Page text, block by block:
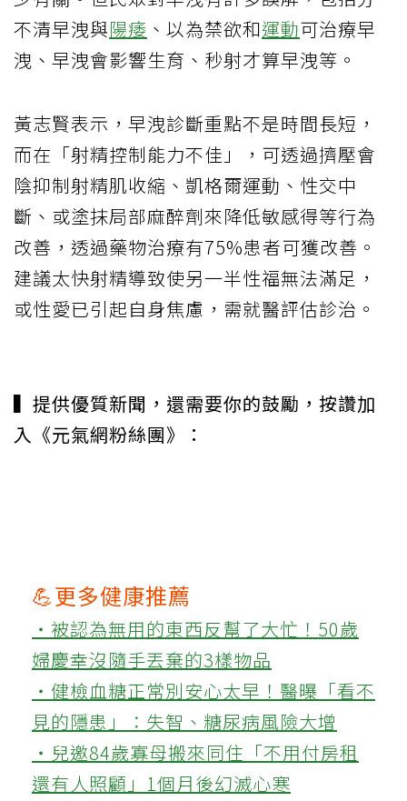
不清早洩與陽痿 、以為禁欲和運動可治療早
洩、早洩會影響生育、秒射才算早洩等。
黃志賢表示，早洩診斷重點不是時間長短，
而在「射精控制能力不佳」，可透過擠壓會
陰抑制射精肌收縮、凱格爾運動、性交中
斷、或塗抹局部麻醉劑來降低敏感得等行為
改善，透過藥物治療有75%患者可獲改善。
建議太快射精導致使另一半性福無法滿足，
或性愛已引起自身焦慮，需就醫評估診治。
▍提供優質新聞，還需要你的鼓勵，按讚加
入《元氣網粉絲團》：
💪更多健康推薦
‧被認為無用的東西反幫了大忙！50歲
婦慶幸沒隨手丟棄的3樣物品
‧健檢血糖正常別安心太早！醫曝「看不
見的隱患」：失智、糖尿病風險大增
‧兒邀84歲寡母搬來同住「不用付房租
還有人照顧」1個月後幻滅心寒